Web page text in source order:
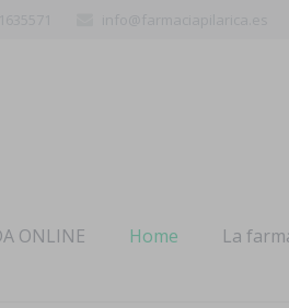
ONLINE Home La